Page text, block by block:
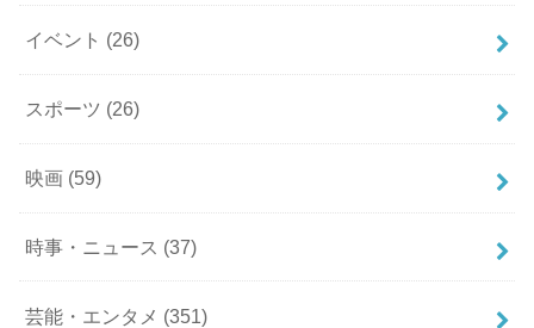
イベント (26)
スポーツ (26)
映画 (59)
時事・ニュース (37)
芸能・エンタメ (351)